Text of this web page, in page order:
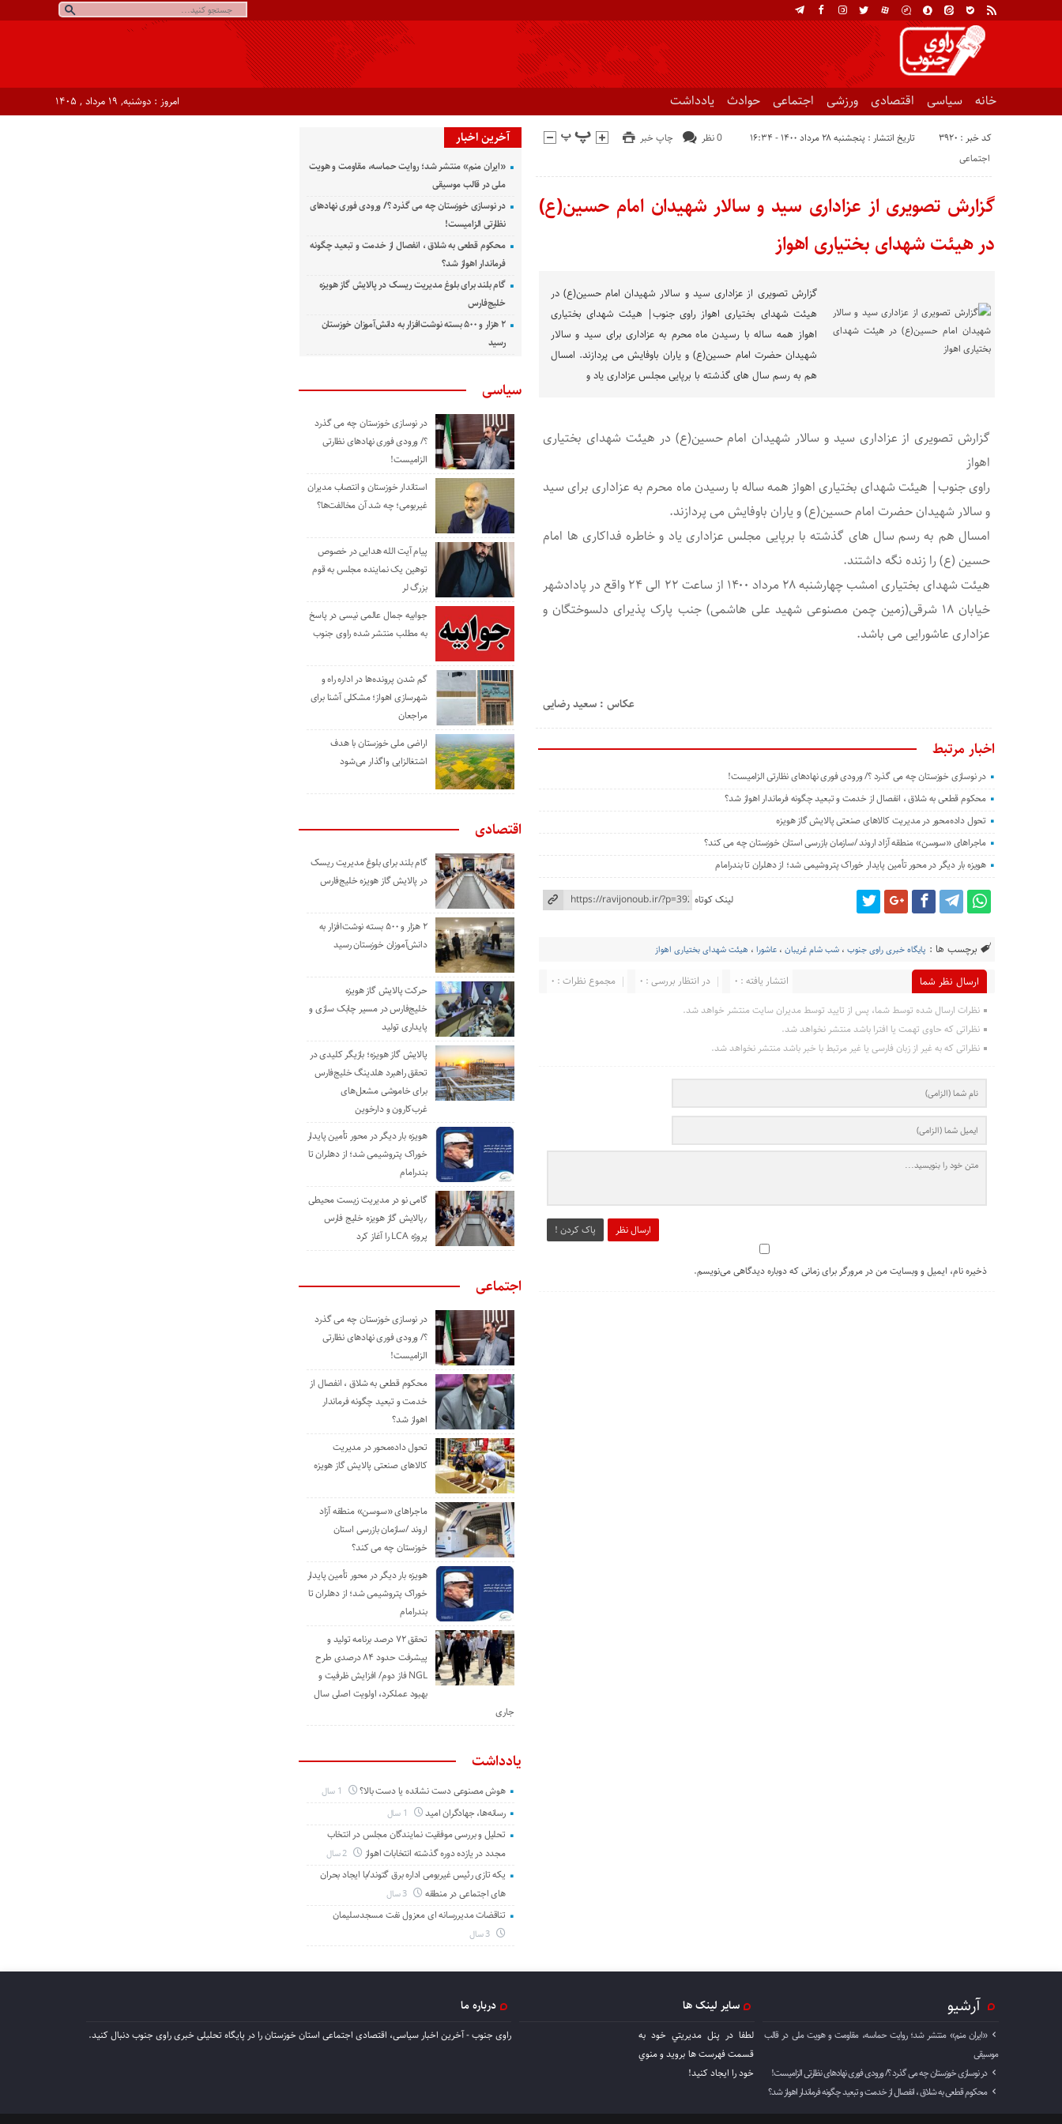
خانه سیاسی اقتصادی ورزشی اجتماعی حوادث یادداشت امروز : دوشنبه, ۱۹ مرداد , ۱۴۰۵
کد خبر : 3920 تاریخ انتشار : پنجشنبه ۲۸ مرداد ۱۴۰۰ - ۱۶:۳۴ چاپ خبر
0 نظر
اجتماعی
گزارش تصویری از عزاداری سید و سالار شهیدان امام حسین(ع)
در هیئت شهدای بختیاری اهواز
گزارش تصویری از عزاداری سید و سالار شهیدان امام حسین(ع) در
هیئت شهدای بختیاری اهواز راوی جنوب| هیئت شهدای بختیاری
اهواز همه ساله با رسیدن ماه محرم به عزاداری برای سید و سالار
شهیدان حضرت امام حسین(ع) و یاران باوفایش می پردازند. امسال
هم به رسم سال های گذشته با برپایی مجلس عزاداری یاد و
گزارش تصویری از عزاداری سید و سالار شهیدان امام حسین(ع) در هیئت شهدای بختیاری
اهواز
راوی جنوب| هیئت شهدای بختیاری اهواز همه ساله با رسیدن ماه محرم به عزاداری برای سید
و سالار شهیدان حضرت امام حسین(ع) و یاران باوفایش می پردازند.
امسال هم به رسم سال های گذشته با برپایی مجلس عزاداری یاد و خاطره فداکاری ها امام
حسین (ع) را زنده نگه داشتند.
هیئت شهدای بختیاری امشب چهارشنبه ۲۸ مرداد ۱۴۰۰ از ساعت ۲۲ الی ۲۴ واقع در پادادشهر
خیابان ۱۸ شرقی(زمین چمن مصنوعی شهید علی هاشمی) جنب پارک پذیرای دلسوختگان و
عزاداری عاشورایی می باشد.
عکاس : سعید رضایی
اخبار مرتبط
در نوسازی خوزستان چه می گذرد ؟/ ورودی فوری نهادهای نظارتی الزامیست!
محکوم قطعی به شلاق ، انفصال از خدمت و تبعید چگونه فرماندار اهواز شد؟
تحول داده‌محور در مدیریت کالاهای صنعتی پالایش گاز هویزه
ماجراهای «سوسن» منطقه آزاد اروند /سازمان بازرسی استان خوزستان چه می کند؟
هویزه بار دیگر در محور تأمین پایدار خوراک پتروشیمی شد؛ از دهلران تا بندرامام
لینک کوتاه
برچسب ها : پایگاه خبری راوی جنوب ،شب شام غریبان ،عاشورا ، هیئت شهدای بختیاری اهواز
ارسال نظر شما مجموع نظرات : 0 در انتظار بررسی : 0 انتشار یافته : 0
نظرات ارسال شده توسط شما، پس از تایید توسط مدیران سایت منتشر خواهد شد.
نظراتی که حاوی تهمت یا افترا باشد منتشر نخواهد شد.
نظراتی که به غیر از زبان فارسی یا غیر مرتبط با خبر باشد منتشر نخواهد شد.
ارسال نظر پاک کردن !
ذخیره نام، ایمیل و وبسایت من در مرورگر برای زمانی که دوباره دیدگاهی می‌نویسم.
آخرین اخبار
«ایران منم» منتشر شد؛ روایت حماسه، مقاومت و هویت
ملی در قالب موسیقی
در نوسازی خوزستان چه می گذرد ؟/ ورودی فوری نهادهای
نظارتی الزامیست!
محکوم قطعی به شلاق ، انفصال از خدمت و تبعید چگونه
فرماندار اهواز شد؟
گام بلند برای بلوغ مدیریت ریسک در پالایش گاز هویزه
خلیج‌فارس
۲ هزار و ۵۰۰ بسته نوشت‌افزار به دانش‌آموزان خوزستان
رسید
سیاسی
در نوسازی خوزستان چه می گذرد
؟/ ورودی فوری نهادهای نظارتی
الزامیست!
استاندار خوزستان و انتصاب مدیران
غیربومی؛ چه شد آن مخالفت‌ها؟
پیام آیت الله هدایی در خصوص
توهین یک نماینده مجلس به قوم
بزرگ لر
جوابیه جمال عالمی نیسی در پاسخ
به مطلب منتشر شده راوی جنوب
گم شدن پرونده‌ها در اداره راه و
شهرسازی اهواز؛ مشکلی آشنا برای
مراجعان
اراضی ملی خوزستان با هدف
اشتغالزایی واگذار می‌شود
اقتصادی
گام بلند برای بلوغ مدیریت ریسک
در پالایش گاز هویزه خلیج‌فارس
۲ هزار و ۵۰۰ بسته نوشت‌افزار به
دانش‌آموزان خوزستان رسید
حرکت پالایش گاز هویزه
خلیج‌فارس در مسیر چابک سازی و
پایداری تولید
پالایش گاز هویزه؛ بازیگر کلیدی در
تحقق راهبرد هلدینگ خلیج‌فارس
برای خاموشی مشعل‌های
غرب‌کارون و دارخوین
هویزه بار دیگر در محور تأمین پایدار
خوراک پتروشیمی شد؛ از دهلران تا
بندرامام
گامی نو در مدیریت زیست ‌محیطی
٫پالایش گاز هویزه خلیج ‌فارس
پروژه LCA را آغاز کرد
اجتماعی
در نوسازی خوزستان چه می گذرد
؟/ ورودی فوری نهادهای نظارتی
الزامیست!
محکوم قطعی به شلاق ، انفصال از
خدمت و تبعید چگونه فرماندار
اهواز شد؟
تحول داده‌محور در مدیریت
کالاهای صنعتی پالایش گاز هویزه
ماجراهای «سوسن» منطقه آزاد
اروند /سازمان بازرسی استان
خوزستان چه می کند؟
هویزه بار دیگر در محور تأمین پایدار
خوراک پتروشیمی شد؛ از دهلران تا
بندرامام
تحقق ۷۲ درصد برنامه تولید و
پیشرفت حدود ۸۴ درصدی طرح
NGL فاز دوم/ افزایش ظرفیت و
بهبود عملکرد، اولویت اصلی سال
جاری
یادداشت
هوش مصنوعی دست نشانده یا دست بالا؟
رسانه‌ها، جهادگران امید
تحلیل و بررسی موفقیت نمایندگان مجلس در انتخاب
مجدد در یازده دوره گذشته انتخابات اهواز
یکه تازی رئیس غیربومی اداره برق گتوند/با ایجاد بحران
های اجتماعی در منطقه
تناقضات مدیررسانه ای معزول نفت مسجدسلیمان
آرشیو
«ایران منم» منتشر شد؛ روایت حماسه، مقاومت و هویت ملی در قالب
موسیقی
در نوسازی خوزستان چه می گذرد ؟/ ورودی فوری نهادهای نظارتی الزامیست!
محکوم قطعی به شلاق ، انفصال از خدمت و تبعید چگونه فرماندار اهواز شد؟
سایر لینک ها
لطفا در پنل مديريتي خود به
قسمت فهرست ها برويد و منوي
خود را ايجاد كنيد!
درباره ما
راوی جنوب - آخرین اخبار سیاسی، اقتصادی اجتماعی استان خوزستان را در پایگاه تحلیلی خبری راوی جنوب دنبال کنید.